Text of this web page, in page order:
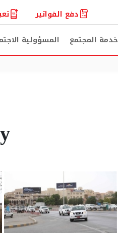
دفع الفواتير
خدمة المجتمع المسؤولية